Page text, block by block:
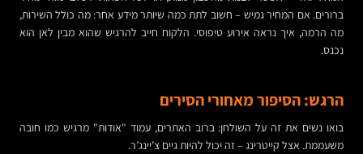
ברורים. אם המחיר גמיש – חשוב לתת כמה שיותר מידע אחר: מה כולל השירות,
מה הרמה, איך נראה אירוע טיפוסי. הלקוח חייב להרגיש שהוא מבין לאן הוא
נכנס.
הרגש: הסיפור מאחורי הסירים
בואו נשים את זה על השולחן: ברוב האתרים, עמוד "אודות" מרגיש כמו חובה
משעממת. אצל קייטרינג – זה יכול להיות גיים צ’יינג’ר.